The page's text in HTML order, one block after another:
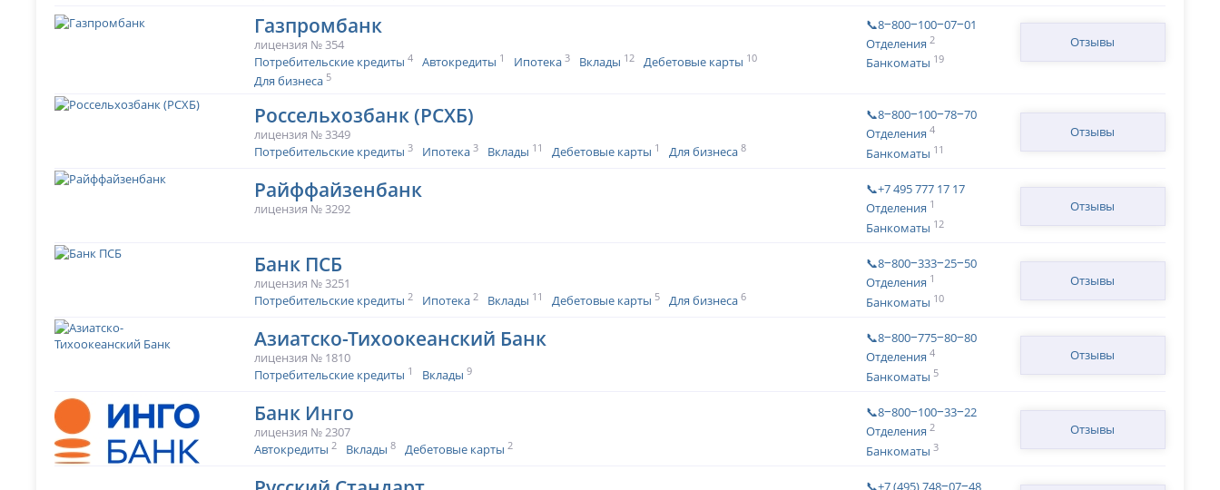
Газпромбанк
лицензия № 354
Потребительские кредиты 4 Автокредиты 1 Ипотека 3 Вклады 12 Дебетовые карты 10
Для бизнеса 5
📞8‒800‒100‒07‒01
Отделения 2
Банкоматы 19
Отзывы
Россельхозбанк (РСХБ)
лицензия № 3349
Потребительские кредиты 3 Ипотека 3 Вклады 11 Дебетовые карты 1 Для бизнеса 8
📞8‒800‒100‒78‒70
Отделения 4
Банкоматы 11
Отзывы
Райффайзенбанк
лицензия № 3292
📞+7 495 777 17 17
Отделения 1
Банкоматы 12
Отзывы
Банк ПСБ
лицензия № 3251
Потребительские кредиты 2 Ипотека 2 Вклады 11 Дебетовые карты 5 Для бизнеса 6
📞8‒800‒333‒25‒50
Отделения 1
Банкоматы 10
Отзывы
Азиатско-Тихоокеанский Банк
лицензия № 1810
Потребительские кредиты 1 Вклады 9
📞8‒800‒775‒80‒80
Отделения 4
Банкоматы 5
Отзывы
Банк Инго
лицензия № 2307
Автокредиты 2 Вклады 8 Дебетовые карты 2
📞8‒800‒100‒33‒22
Отделения 2
Банкоматы 3
Отзывы
📞+7 (495) 748‒07‒48